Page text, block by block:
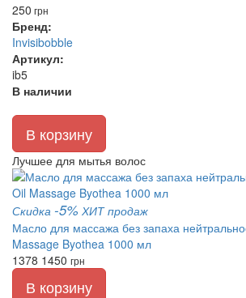
250 грн
Бренд:
Invisibobble
Артикул:
ib5
В наличии
В корзину
Лучшее для мытья волос
Скидка -5% ХИТ продаж
Масло для массажа без запаха
Massage Byothea 1000 мл
1378 1450 грн
В корзину